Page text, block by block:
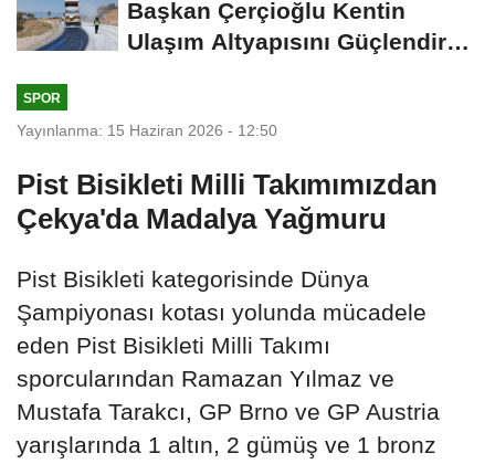
Başkan Çerçioğlu Kentin
Ulaşım Altyapısını Güçlendiren
SPOR
Yayınlanma: 15 Haziran 2026 - 12:50
Pist Bisikleti Milli Takımımızdan
Çekya'da Madalya Yağmuru
Pist Bisikleti kategorisinde Dünya
Şampiyonası kotası yolunda mücadele
eden Pist Bisikleti Milli Takımı
sporcularından Ramazan Yılmaz ve
Mustafa Tarakcı, GP Brno ve GP Austria
yarışlarında 1 altın, 2 gümüş ve 1 bronz